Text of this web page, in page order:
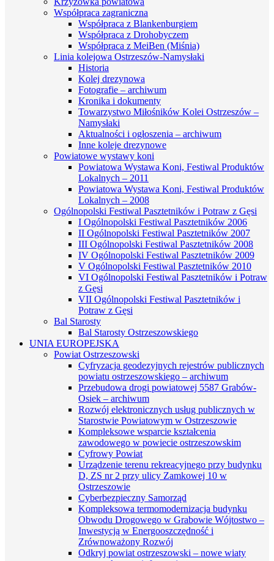
Współpraca zagraniczna
Współpraca z Blankenburgiem
Współpraca z Drohobyczem
Współpraca z MeiBen (Miśnia)
Linia kolejowa Ostrzeszów-Namysłaki
Historia
Kolej drezynowa
Fotografie – archiwum
Kronika i dokumenty
Towarzystwo Miłośników Kolei Ostrzeszów –
Namysłaki
Aktualności i ogłoszenia – archiwum
Inne koleje drezynowe
Powiatowe wystawy koni
Powiatowa Wystawa Koni, Festiwal Produktów
Lokalnych – 2011
Powiatowa Wystawa Koni, Festiwal Produktów
Lokalnych – 2008
Ogólnopolski Festiwal Pasztetników i Potraw z Gęsi
I Ogólnopolski Festiwal Pasztetników 2006
II Ogólnopolski Festiwal Pasztetników 2007
III Ogólnopolski Festiwal Pasztetników 2008
IV Ogólnopolski Festiwal Pasztetników 2009
V Ogólnopolski Festiwal Pasztetników 2010
VI Ogólnopolski Festiwal Pasztetników i Potraw
z Gęsi
VII Ogólnopolski Festiwal Pasztetników i
Potraw z Gęsi
Bal Starosty
Bal Starosty Ostrzeszowskiego
UNIA EUROPEJSKA
Powiat Ostrzeszowski
Cyfryzacja geodezyjnych rejestrów publicznych
powiatu ostrzeszowskiego – archiwum
Przebudowa drogi powiatowej 5587 Grabów-
Osiek – archiwum
Rozwój elektronicznych usług publicznych w
Starostwie Powiatowym w Ostrzeszowie
Kompleksowe wsparcie kształcenia
zawodowego w powiecie ostrzeszowskim
Cyfrowy Powiat
Urządzenie terenu rekreacyjnego przy budynku
D, ZS nr 2 przy ulicy Zamkowej 10 w
Ostrzeszowie
Cyberbezpieczny Samorząd
Kompleksowa termomodernizacja budynku
Obwodu Drogowego w Grabowie Wójtostwo –
Inwestycją w Energooszczędność i
Zrównoważony Rozwój
Odkryj powiat ostrzeszowski – nowe wiaty